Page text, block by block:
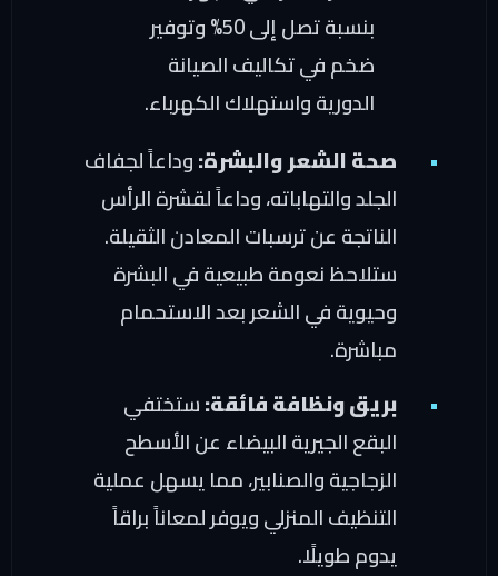
بنسبة تصل إلى 50% وتوفير
ضخم في تكاليف الصيانة
الدورية واستهلاك الكهرباء.
صحة الشعر والبشرة:وداعاً لجفاف
الجلد والتهاباته، وداعاً لقشرة الرأس
الناتجة عن ترسبات المعادن الثقيلة.
ستلاحظ نعومة طبيعية في البشرة
وحيوية في الشعر بعد الاستحمام
مباشرة.
بريق ونظافة فائقة:ستختفي
البقع الجيرية البيضاء عن الأسطح
الزجاجية والصنابير، مما يسهل عملية
التنظيف المنزلي ويوفر لمعاناً براقاً
يدوم طويلًا.